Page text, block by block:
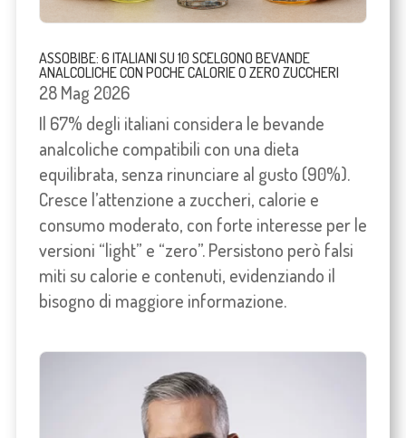
ASSOBIBE: 6 ITALIANI SU 10 SCELGONO BEVANDE
ANALCOLICHE CON POCHE CALORIE O ZERO ZUCCHERI
28 Mag 2026
Il 67% degli italiani considera le bevande
analcoliche compatibili con una dieta
equilibrata, senza rinunciare al gusto (90%).
Cresce l’attenzione a zuccheri, calorie e
consumo moderato, con forte interesse per le
versioni “light” e “zero”. Persistono però falsi
miti su calorie e contenuti, evidenziando il
bisogno di maggiore informazione.